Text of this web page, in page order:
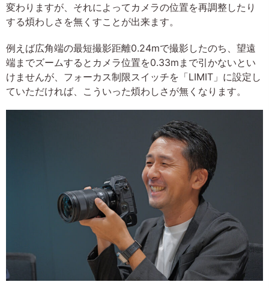
変わりますが、それによってカメラの位置を再調整したり
する煩わしさを無くすことが出来ます。
例えば広角端の最短撮影距離0.24mで撮影したのち、望遠
端までズームするとカメラ位置を0.33mまで引かないとい
けませんが、フォーカス制限スイッチを「LIMIT」に設定し
ていただければ、こういった煩わしさが無くなります。